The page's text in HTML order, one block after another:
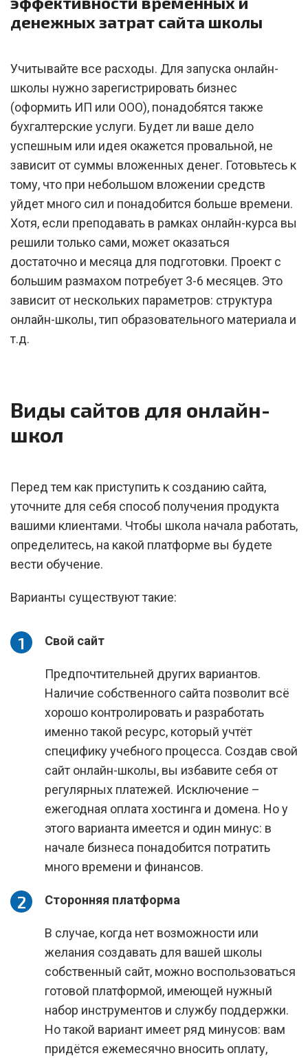
денежных затрат сайта школы
Учитывайте все расходы. Для запуска онлайн-
школы нужно зарегистрировать бизнес
(оформить ИП или ООО), понадобятся также
бухгалтерские услуги. Будет ли ваше дело
успешным или идея окажется провальной, не
зависит от суммы вложенных денег. Готовьтесь к
тому, что при небольшом вложении средств
уйдет много сил и понадобится больше времени.
Хотя, если преподавать в рамках онлайн-курса вы
решили только сами, может оказаться
достаточно и месяца для подготовки. Проект с
большим размахом потребует 3-6 месяцев. Это
зависит от нескольких параметров: структура
онлайн-школы, тип образовательного материала и
т.д.
Виды сайтов для онлайн-
школ
Перед тем как приступить к созданию сайта,
уточните для себя способ получения продукта
вашими клиентами. Чтобы школа начала работать,
определитесь, на какой платформе вы будете
вести обучение.
Варианты существуют такие:
Свой сайт
Предпочтительней других вариантов.
Наличие собственного сайта позволит всё
хорошо контролировать и разработать
именно такой ресурс, который учтёт
специфику учебного процесса. Создав свой
сайт онлайн-школы, вы избавите себя от
регулярных платежей. Исключение –
ежегодная оплата хостинга и домена. Но у
этого варианта имеется и один минус: в
начале бизнеса понадобится потратить
много времени и финансов.
Сторонняя платформа
В случае, когда нет возможности или
желания создавать для вашей школы
собственный сайт, можно воспользоваться
готовой платформой, имеющей нужный
набор инструментов и службу поддержки.
Но такой вариант имеет ряд минусов: вам
придётся ежемесячно вносить оплату,